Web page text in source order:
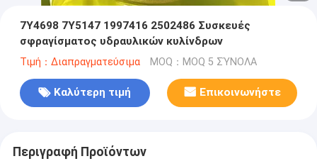
7Y4698 7Y5147 1997416 2502486 Συσκευές
σφραγίσματος υδραυλικών κυλίνδρων
Τιμή：Διαπραγματεύσιμα MOQ：MOQ 5 ΣΎΝΟΛΑ
Καλύτερη τιμή Επικοινωνήστε
Περιγραφή Προϊόντων